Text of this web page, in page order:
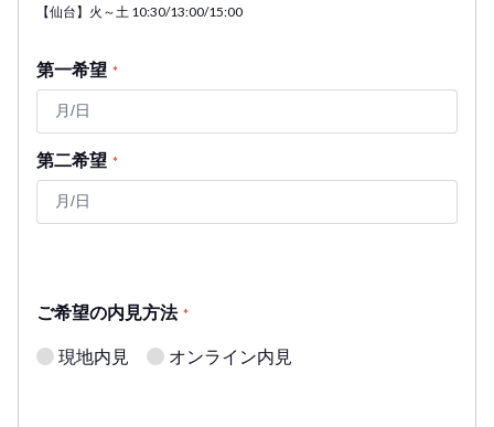
【仙台】火～土 10:30/13:00/15:00
第一希望 *
第二希望 *
ご希望の内見方法 *
現地内見 オンライン内見